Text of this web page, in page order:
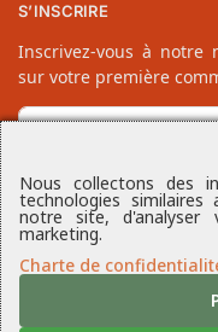
S’INSCRIRE
Inscrivez-vous à notre
sur votre première
Nous collectons des
technologies similaires
notre site,
marketing.
Charte de